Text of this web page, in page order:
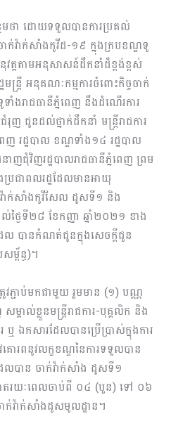
ែមថា ដោយទទួលបានការប្រគល់
ាក់វ៉ាក់សាំងកូវីដ-១៩ ក្នុងក្របខណ្ឌទូ
ត្តតាមអនុសាសន៍ដឹកនាំដ៏ខ្ពង់ខ្ពស់
ត្រី អនុគណៈកម្មការចំពោះកិច្ចចាក់
ងរាជធានីភ្នំពេញ នឹងដំណើរការ
ញ ជូនដល់ថ្នាក់ដឹកនាំ មន្ត្រីរាជការ
េញ រដ្ឋបាល ខណ្ឌទាំង១៤ រដ្ឋបាល
ាញជុំវិញរដ្ឋបាលរាជធានីភ្នំពេញ ព្រម
រជាពលរដ្ឋដែលមានអាយុ
ាក់សាំងកូវីសែល ដូសទី១ និង
ងៃទី២៨ ខែកញ្ញា ឆ្នាំ២០២១ ខាង
ែល បានកំណត់ជូនក្នុងសេចក្តីជូន
ម្ព័ន្ធ)។
វភ្ជាប់មកជាមួយ រួមមាន (១) បណ្ណ
ាល់ខ្លួនមន្ត្រីរាជការ-បុគ្គលិក និង
ឯកសារដែលបានប្រើប្រាស់ក្នុងការ
ោរពនូវលក្ខខណ្ឌនៃការទទួលបាន
បាន ចាក់វ៉ាក់សាំង ដូសទី១
តរយៈពេលចាប់ពី ០៤ (បួន) ទៅ ០៦
ក់វ៉ាក់សាំងដូសមូលដ្ឋាន។